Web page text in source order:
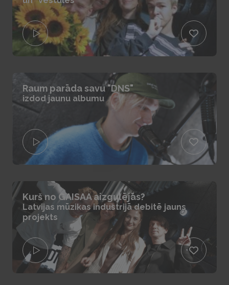
Raum parāda savu "DNS"
izdod jaunu albumu
Kurš no GAISAA aizgulējās?
Latvijas mūzikas industrijā debitē jauns
projekts